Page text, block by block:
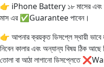
👉 iPhone Battery ১৮ মাসের এবং
মাস এর ✅Guarantee পাবেন।
👉 আপনার ক্রয়কৃত ডিসপ্লে স্থায়ী ভাবে
নিবেন কালার এবং অন্যান্য বিষয় ঠিক
তোলা বা আঠা লাগানো ডিসপ্লেতে